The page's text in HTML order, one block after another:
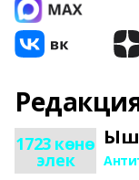
1723 көнө
элек